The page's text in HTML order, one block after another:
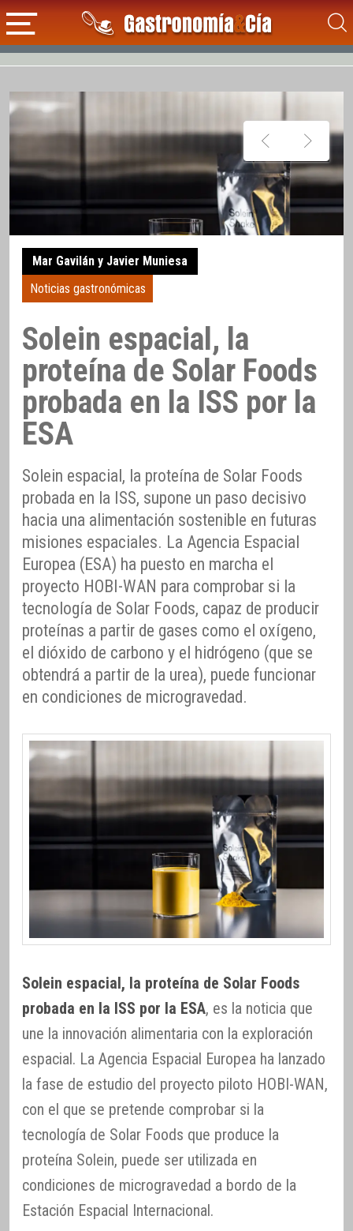
Mar Gavilán y Javier Muniesa
Noticias gastronómicas
Solein espacial, la
proteína de Solar Foods
probada en la ISS por la
ESA
Solein espacial, la proteína de Solar Foods
probada en la ISS, supone un paso decisivo
hacia una alimentación sostenible en futuras
misiones espaciales. La Agencia Espacial
Europea (ESA) ha puesto en marcha el
proyecto HOBI-WAN para comprobar si la
tecnología de Solar Foods, capaz de producir
proteínas a partir de gases como el oxígeno,
el dióxido de carbono y el hidrógeno (que se
obtendrá a partir de la urea), puede funcionar
en condiciones de microgravedad.
Solein espacial, la proteína de Solar Foods
probada en la ISS por la ESA, es la noticia que
une la innovación alimentaria con la exploración
espacial. La Agencia Espacial Europea ha lanzado
la fase de estudio del proyecto piloto HOBI-WAN,
con el que se pretende comprobar si la
tecnología de Solar Foods que produce la
proteína Solein, puede ser utilizada en
condiciones de microgravedad a bordo de la
Estación Espacial Internacional.